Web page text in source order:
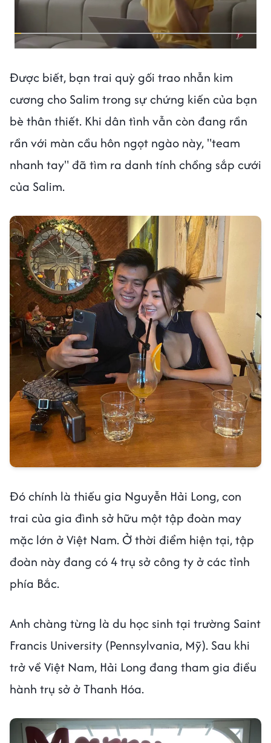
Được biết, bạn trai quỳ gối trao nhẫn kim
cương cho Salim trong sự chứng kiến của bạn
bè thân thiết. Khi dân tình vẫn còn đang rần
rần với màn cầu hôn ngọt ngào này, "team
nhanh tay" đã tìm ra danh tính chồng sắp cưới
của Salim.
Đó chính là thiếu gia Nguyễn Hải Long, con
trai của gia đình sở hữu một tập đoàn may
mặc lớn ở Việt Nam. Ở thời điểm hiện tại, tập
đoàn này đang có 4 trụ sở công ty ở các tỉnh
phía Bắc.
Anh chàng từng là du học sinh tại trường Saint
Francis University (Pennsylvania, Mỹ). Sau khi
trở về Việt Nam, Hải Long đang tham gia điều
hành trụ sở ở Thanh Hóa.